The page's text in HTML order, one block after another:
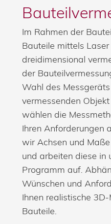
Im Rahmen der
Bauteile mittels
dreidimensional
der
Wahl des
vermessenden
wählen die
Ihren Anforderungen
wir Achsen und
und arbeiten diese in
Programm auf.
Wünschen und
Ihnen realistische
Bauteile.